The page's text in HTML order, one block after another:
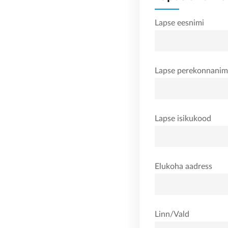
Lapse eesnimi
Lapse
Lapse isikukood
Elukoha aadress
Linn/Vald